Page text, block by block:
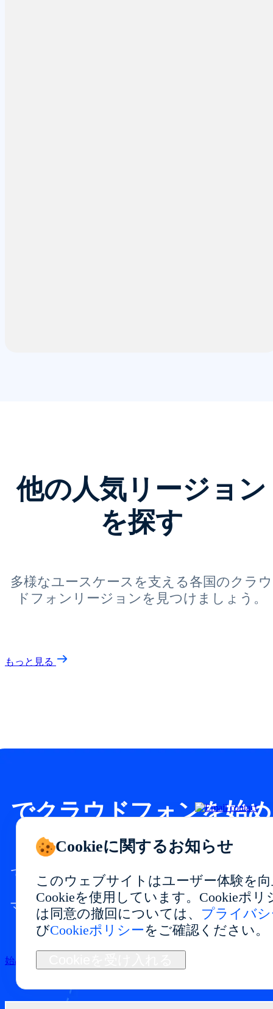
他の人気リージョン
を探す
多様なユースケースを支える各国のクラウ
ドフォンリージョンを見つけましょう。
もっと見る
でクラウドフォンを始め
ましょう
で安定したパフォーマンスと柔軟な利用が
できるクラウドフォン環境を構築。
マルチアカウント管理、アプリテスト、自
動化、長期運用に最適です。
始める
Cookieに関するお知らせ
このウェブサイトはユーザー体験を
Cookieを使用しています。Cookieポリ
は同意の撤回については、 プライバ
びCookieポリシーをご確認ください。